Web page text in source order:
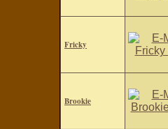
Fricky
Brookie